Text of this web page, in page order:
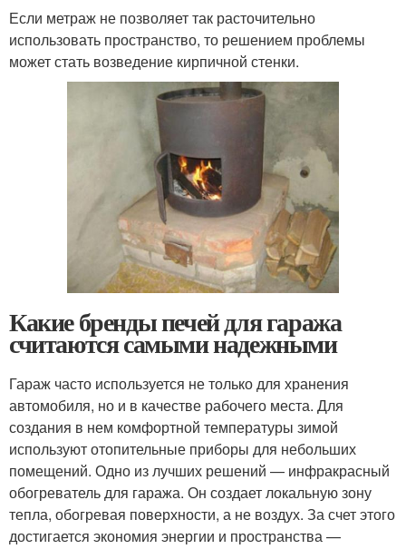
Если метраж не позволяет так расточительно
использовать пространство, то решением проблемы
может стать возведение кирпичной стенки.
Какие бренды печей для гаража
считаются самыми надежными
Гараж часто используется не только для хранения
автомобиля, но и в качестве рабочего места. Для
создания в нем комфортной температуры зимой
используют отопительные приборы для небольших
помещений. Одно из лучших решений — инфракрасный
обогреватель для гаража. Он создает локальную зону
тепла, обогревая поверхности, а не воздух. За счет этого
достигается экономия энергии и пространства —